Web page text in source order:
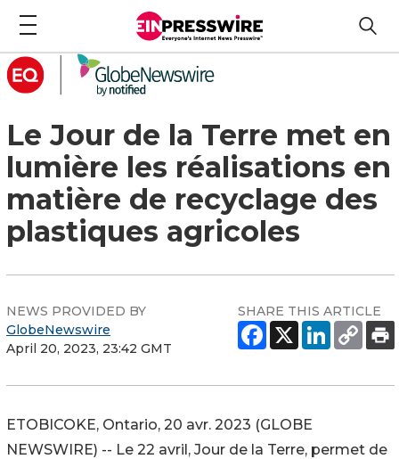
Le Jour de la Terre met en
lumière les réalisations en
matière de recyclage des
plastiques agricoles
NEWS PROVIDED BY
GlobeNewswire
April 20, 2023, 23:42 GMT
SHARE THIS ARTICLE
ETOBICOKE, Ontario, 20 avr. 2023 (GLOBE
NEWSWIRE) -- Le 22 avril, Jour de la Terre, permet de